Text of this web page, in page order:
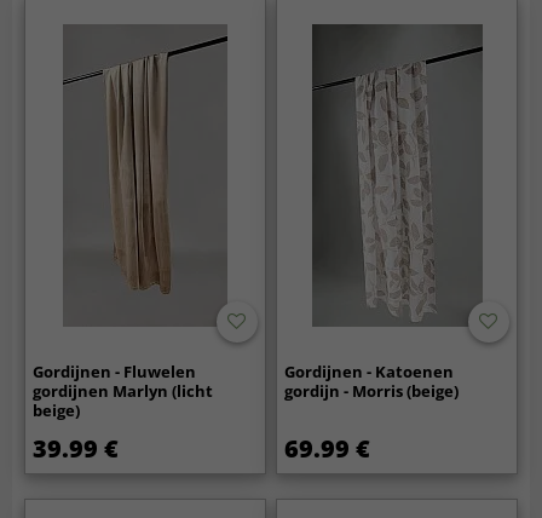
Gordijnen - Fluwelen
gordijnen Marlyn (licht
beige)
39.99 €
Gordijnen - Katoenen
gordijn - Morris (beige)
69.99 €